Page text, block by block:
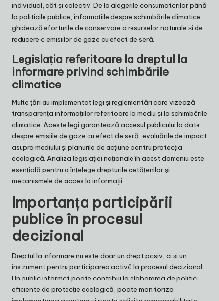
individual, cât și colectiv. De la alegerile consumatorilor până
la politicile publice, informațiile despre schimbările climatice
ghidează eforturile de conservare a resurselor naturale și de
reducere a emisiilor de gaze cu efect de seră.
Legislația referitoare la dreptul la
informare privind schimbările
climatice
Multe țări au implementat legi și reglementări care vizează
transparența informațiilor referitoare la mediu și la schimbările
climatice. Aceste legi garantează accesul publicului la date
despre emisiile de gaze cu efect de seră, evaluările de impact
asupra mediului și planurile de acțiune pentru protecția
ecologică. Analiza legislației naționale în acest domeniu este
esențială pentru a înțelege drepturile cetățenilor și
mecanismele de acces la informații.
Importanța participării
publice în procesul
decizional
Dreptul la informare nu este doar un drept pasiv, ci și un
instrument pentru participarea activă la procesul decizional.
Un public informat poate contribui la elaborarea de politici
eficiente de protecție ecologică, poate monitoriza